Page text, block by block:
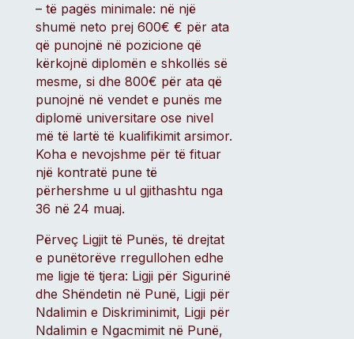
– të pagës minimale: në një
shumë neto prej 600€ € për ata
që punojnë në pozicione që
kërkojnë diplomën e shkollës së
mesme, si dhe 800€ për ata që
punojnë në vendet e punës me
diplomë universitare ose nivel
më të lartë të kualifikimit arsimor.
Koha e nevojshme për të fituar
një kontratë pune të
përhershme u ul gjithashtu nga
36 në 24 muaj.
Përveç Ligjit të Punës, të drejtat
e punëtorëve rregullohen edhe
me ligje të tjera: Ligji për Sigurinë
dhe Shëndetin në Punë, Ligji për
Ndalimin e Diskriminimit, Ligji për
Ndalimin e Ngacmimit në Punë,